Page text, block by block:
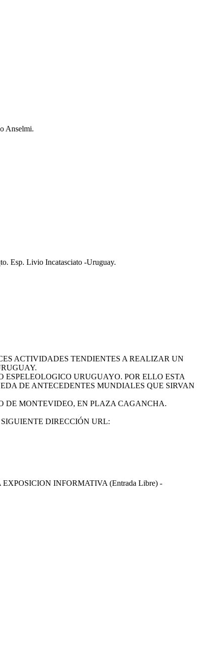
Anselmi.
Esp. Livio Incatasciato -Uruguay.
ACTIVIDADES TENDIENTES A REALIZAR UN
URUGUAYO. POR ELLO ESTA
DE ANTECEDENTES MUNDIALES QUE SIRVAN
DE MONTEVIDEO, EN PLAZA CAGANCHA.
DIRECCIÓN URL:
INFORMATIVA (Entrada Libre) -